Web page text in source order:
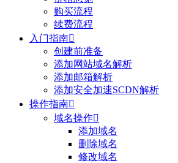
购买流程
续费流程
入门指南
创建前准备
添加网站域名解析
添加邮箱解析
添加安全加速SCDN解析
操作指南
域名操作
添加域名
删除域名
修改域名